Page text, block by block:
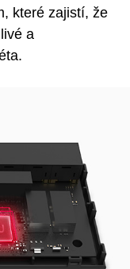
které zajistí, že
a